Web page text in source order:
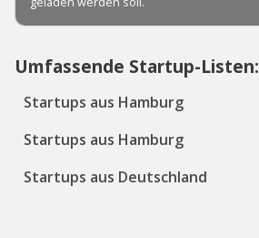
Umfassende Startup-Listen:
Startups aus Hamburg
Startups aus Hamburg
Startups aus Deutschland